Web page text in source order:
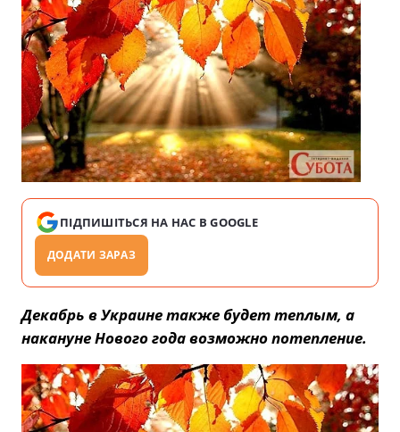
ПІДПИШІТЬСЯ НА НАС В GOOGLE
ДОДАТИ ЗАРАЗ
Декабрь в Украине также будет теплым, а
накануне Нового года возможно потепление.